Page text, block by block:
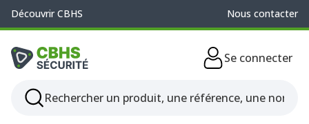
Découvrir CBHS Nous contacter
Se connecter